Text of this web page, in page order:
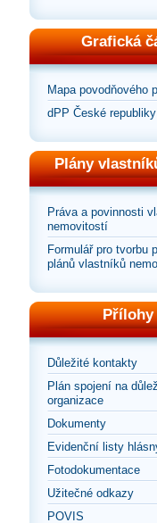
Grafická
Mapa povodňového
dPP České republiky
Plány
Práva a povinnosti
nemovitostí
Formulář pro tvorbu
plánů vlastníků
Přílohy
Důležité kontakty
Plán spojení na
organizace
Dokumenty
Evidenční listy
Fotodokumentace
Užitečné odkazy
POVIS